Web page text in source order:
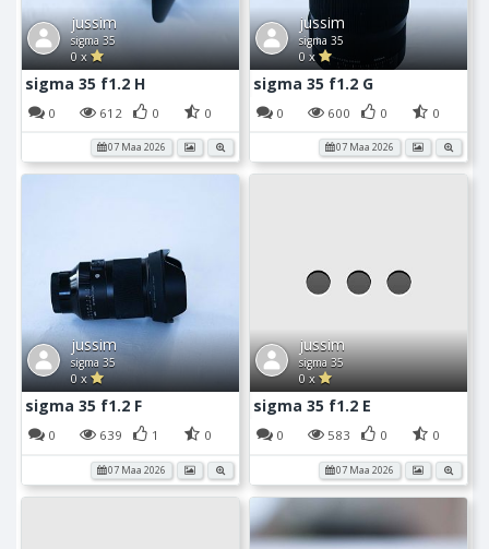
jussim
sigma 35
0 x
sigma 35 f1.2 H
0 612 0 0
07 Maa 2026
jussim
sigma 35
0 x
sigma 35 f1.2 G
0 600 0 0
07 Maa 2026
jussim
sigma 35
0 x
sigma 35 f1.2 F
0 639 1 0
07 Maa 2026
jussim
sigma 35
0 x
sigma 35 f1.2 E
0 583 0 0
07 Maa 2026